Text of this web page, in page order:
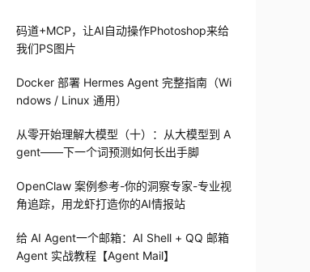
码道+MCP，让AI自动操作Photoshop来给
我们PS图片
Docker 部署 Hermes Agent 完整指南（Wi
ndows / Linux 通用）
从零开始理解大模型（十）：从大模型到 A
gent——下一个词预测如何长出手脚
OpenClaw 案例参考-你的洞察专家-专业视
角追踪，用龙虾打造你的AI情报站
给 AI Agent一个邮箱：AI Shell + QQ 邮箱
Agent 实战教程【Agent Mail】